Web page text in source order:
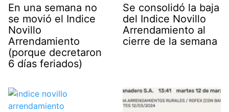
En una semana no
se movió el Indice
Novillo
Arrendamiento
(porque decretaron
6 días feriados)
Se consolidó la baja
del Indice Novillo
Arrendamiento al
cierre de la semana